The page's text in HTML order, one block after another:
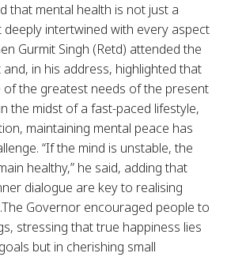
that mental health is not just a
intertwined with every aspect
Gurmit Singh (Retd) attended the
in his address, highlighted that
of the greatest needs of the present
the midst of a fast-paced lifestyle,
maintaining mental peace has
“If the mind is unstable, the
healthy,” he said, adding that
dialogue are key to realising
Governor encouraged people to
stressing that true happiness lies
but in cherishing small